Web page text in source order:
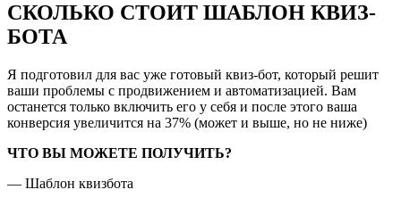
СКОЛЬКО СТОИТ ШАБЛОН КВИЗ-
БОТА
Я подготовил для вас уже готовый квиз-бот, который решит
ваши проблемы с продвижением и автоматизацией. Вам
останется только включить его у себя и после этого ваша
конверсия увеличится на 37% (может и выше, но не ниже)
ЧТО ВЫ МОЖЕТЕ ПОЛУЧИТЬ?
— Шаблон квизбота